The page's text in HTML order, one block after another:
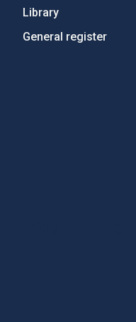
Library
General register